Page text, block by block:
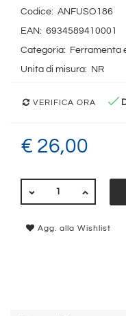
Codice: ANFUSO186
EAN: 6934589410001
Categoria:
Ferramenta
Unita di misura:
NR
VERIFICA ORA
€ 26,00
Agg. alla Wishlist